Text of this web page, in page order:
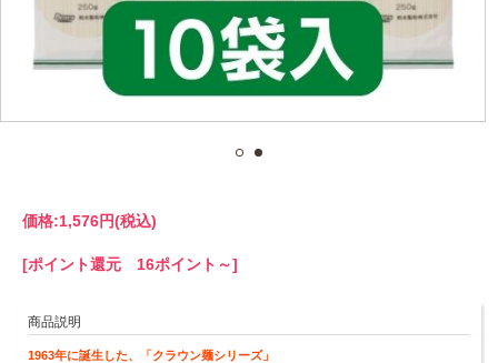
価格:1,576円(税込)
[ポイント還元 16ポイント～]
商品説明
1963年に誕生した、「クラウン麺シリーズ」